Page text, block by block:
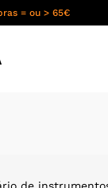
= ou > 65€